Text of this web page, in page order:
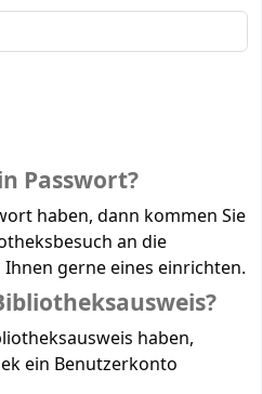
Passwort?
haben, dann kommen Sie
an die
gerne eines einrichten.
haben,
ein Benutzerkonto